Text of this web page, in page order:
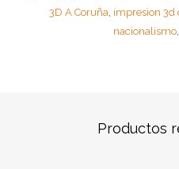
3D A Coruña, impresion 3d
nacionalismo,
Productos